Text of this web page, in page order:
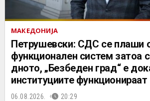
МАКЕДОНИЈА
Петрушевски: СДС се плаши
функционален систем затоа
дното, „Безбеден град“ е
институциите функционираат
06.08.2026. 20:29